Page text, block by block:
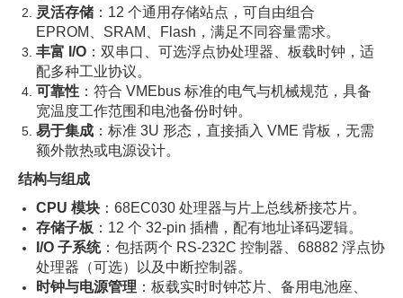
灵活存储 ：12 个通用存储站点，可自由组合
EPROM、SRAM、Flash，满足不同容量需求。
丰富 I/O ：双串口、可选浮点协处理器、板载时钟，适
配多种工业协议。
可靠性 ：符合 VMEbus 标准的电气与机械规范，具备
宽温度工作范围和电池备份时钟。
易于集成 ：标准 3U 形态，直接插入 VME 背板，无需
额外散热或电源设计。
结构与组成
CPU 模块 ：68EC030 处理器与片上总线桥接芯片。
存储子板 ：12 个 32‑pin 插槽，配有地址译码逻辑。
I/O 子系统：包括两个 RS‑232C 控制器、68882 浮点协
处理器（可选）以及中断控制器。
时钟与电源管理 ：板载实时时钟芯片、备用电池座、